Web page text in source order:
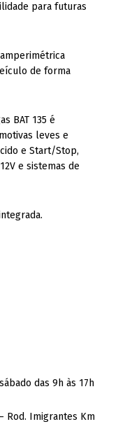
para futuras
de forma
BAT 135 é
leves e
e Start/Stop,
e sistemas de
das 9h às 17h
Rod. Imigrantes Km